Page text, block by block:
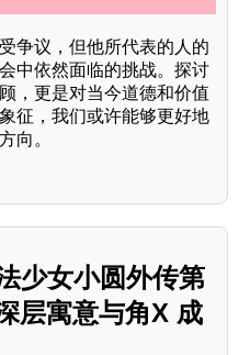
争议，但他所代表的人的
中依然面临的挑战。探讨
，更是对当今道德和价值
征，我们或许能够更好地
向。
少女小圆外传第
层寓意与角X 成